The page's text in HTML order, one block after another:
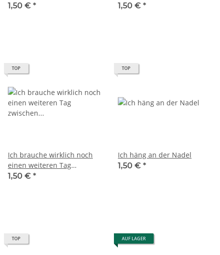
1,50 € *
1,50 € *
TOP
Ich brauche wirklich noch
einen weiteren Tag
zwischen Samstag und
1,50 € *
TOP
Ich häng an der Nadel
1,50 € *
TOP AUF LAGER